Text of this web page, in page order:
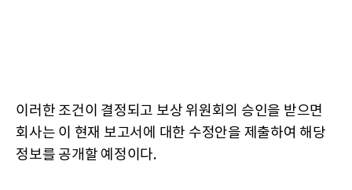
이러한 조건이 결정되고 보상 위원회의 승인을 받으면
회사는 이 현재 보고서에 대한 수정안을 제출하여 해당
정보를 공개할 예정이다.